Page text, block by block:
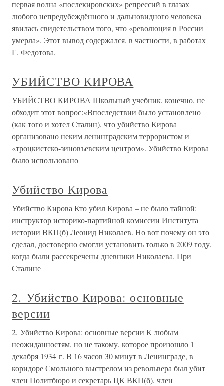
первая волна «послекировских» репрессий в глазах
любого непредубеждённого и дальновидного человека
явилась свидетельством того, что «революция в России
умерла». Этот вывод содержался, в частности, в работах
Г. Федотова,
УБИЙСТВО КИРОВА
УБИЙСТВО КИРОВА Школьный учебник, конечно, не
обходит этот вопрос:«Впоследствии было установлено
(как того и хотел Сталин), что убийство Кирова
организовано неким ленинградским террористом и
«троцкистско-зиновъевским центром». Убийство Кирова
было использовано
Убийство Кирова
Убийство Кирова Кто убил Кирова – не было тайной:
инструктор историко-партийной комиссии Института
истории ВКП(б) Леонид Николаев. Но вот почему он это
сделал, достоверно смогли установить только в 2009 году,
когда были рассекречены дневники Николаева. При
Сталине
2. Убийство Кирова: основные
версии
2. Убийство Кирова: основные версии К любым
неожиданностям, но не такому, которое произошло 1
декабря 1934 г. В 16 часов 30 минут в Ленинграде, в
коридоре Смольного выстрелом из револьвера был убит
член Политбюро и секретарь ЦК ВКП(б), член